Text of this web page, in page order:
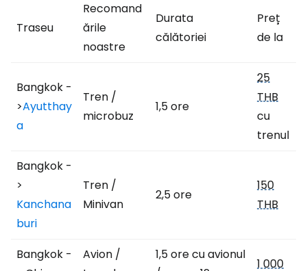
Traseu
Recomand
ările
noastre
Durata
călătoriei
Preț
de la
Bangkok -
>Ayutthay
a
Tren /
microbuz
1,5 ore
25
THB
cu
trenul
Bangkok -
>
Kanchana
buri
Tren /
Minivan
2,5 ore
150
THB
Bangkok -
Avion /
1,5 ore cu avionul
1 000